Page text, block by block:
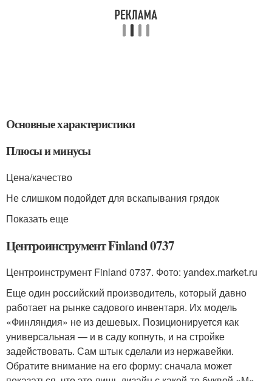
Основные характеристики
Плюсы и минусы
Цена/качество
Не слишком подойдет для вскапывания грядок
Показать еще
Центроинструмент Finland 0737
Центроинструмент Finland 0737. Фото: yandex.market.ru
Еще один российский производитель, который давно
работает на рынке садового инвентаря. Их модель
«Финляндия» не из дешевых. Позиционируется как
универсальная — и в саду копнуть, и на стройке
задействовать. Сам штык сделали из нержавейки.
Обратите внимание на его форму: сначала может